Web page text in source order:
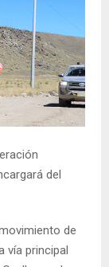
del
de
vía principal